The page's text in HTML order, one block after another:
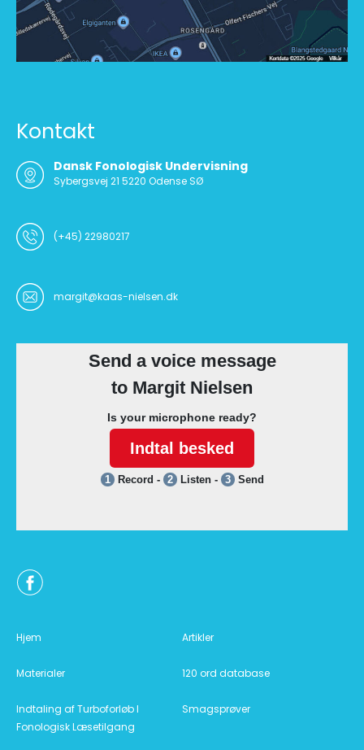
Kontakt
Dansk Fonologisk Undervisning
Sybergsvej 21 5220 Odense SØ
(+45) 22980217
margit@kaas-nielsen.dk
Hjem Artikler
Materialer 120 ord database
Indtaling af Turboforløb I
Fonologisk Læsetilgang
Smagsprøver